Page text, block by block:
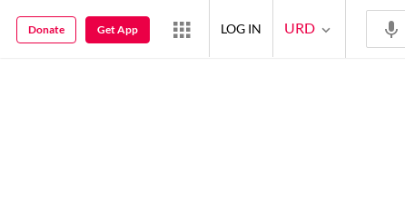
URD
LOG IN
Get App
Donate